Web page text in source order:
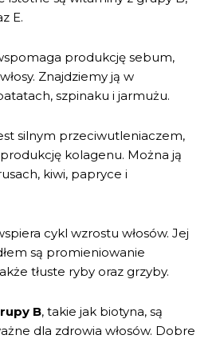
E.
produkcję sebum,
Znajdziemy ją w
szpinaku i jarmużu.
silnym przeciwutleniaczem,
kolagenu. Można ją
kiwi, papryce i
cykl wzrostu włosów. Jej
są promieniowanie
tłuste ryby oraz grzyby.
B, takie jak biotyna, są
dla zdrowia włosów. Dobre